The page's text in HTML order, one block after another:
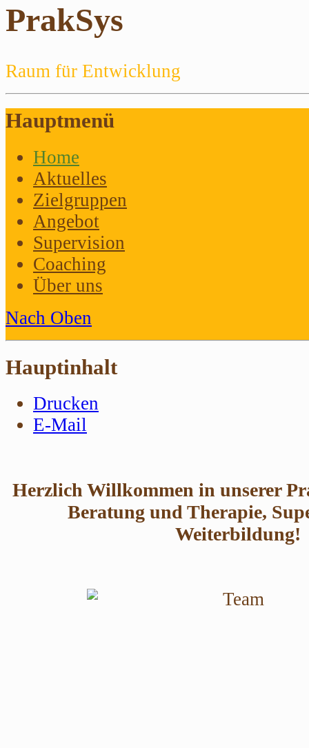
PrakSys
Raum für Entwicklung
Hauptmenü
Home
Aktuelles
Zielgruppen
Angebot
Supervision
Coaching
Über uns
Nach Oben
Hauptinhalt
Drucken
E-Mail
Herzlich Willkommen in unserer
Beratung und Therapie,
Weiterbildung!